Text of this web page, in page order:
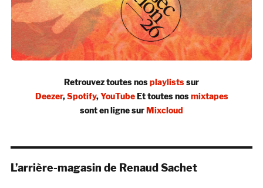
Retrouvez toutes nosplaylistssur
Deezer,Spotify,YouTubeEt toutes nosmixtapes
sont en ligne surMixcloud
L’arrière-magasin de Renaud Sachet